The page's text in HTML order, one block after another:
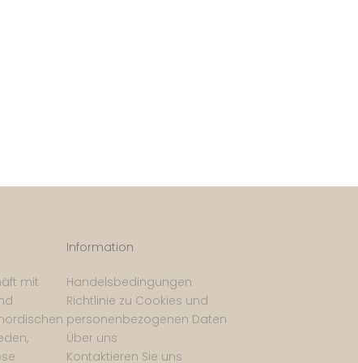
mit
Information
Handelsbedingungen
Richtlinie zu Cookies und
personenbezogenen Daten
Über uns
Kontaktieren Sie uns